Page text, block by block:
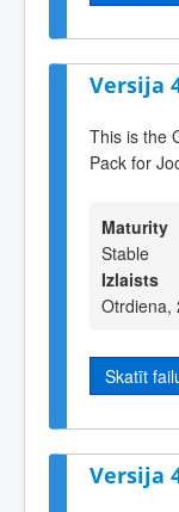
Versija
This is the
Pack for
Maturity
Stable
Izlaists
Otrdiena,
Skatīt
Versija